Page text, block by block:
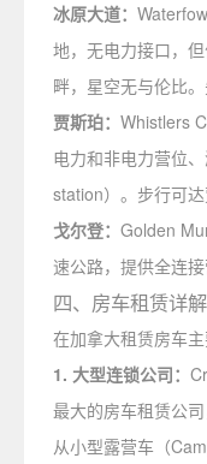
冰原大道：
地，无电力接口，
畔，星空无与伦比。
贾斯珀： Whistlers
电力和非电力营位
station）。步行可
戈尔登： Golden
速公路，提供全连接
四、房车租赁详解
在加拿大租赁房车主
1. 大型连锁公司：
最大的房车租赁公
从小型露营车（